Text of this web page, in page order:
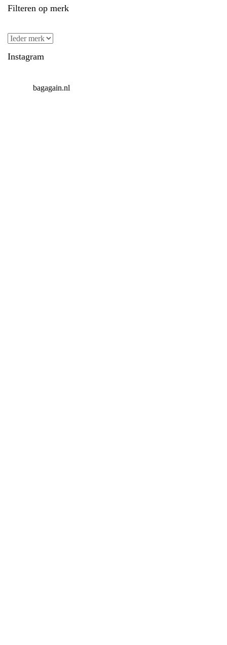
Filteren op merk
Instagram
bagagain.nl